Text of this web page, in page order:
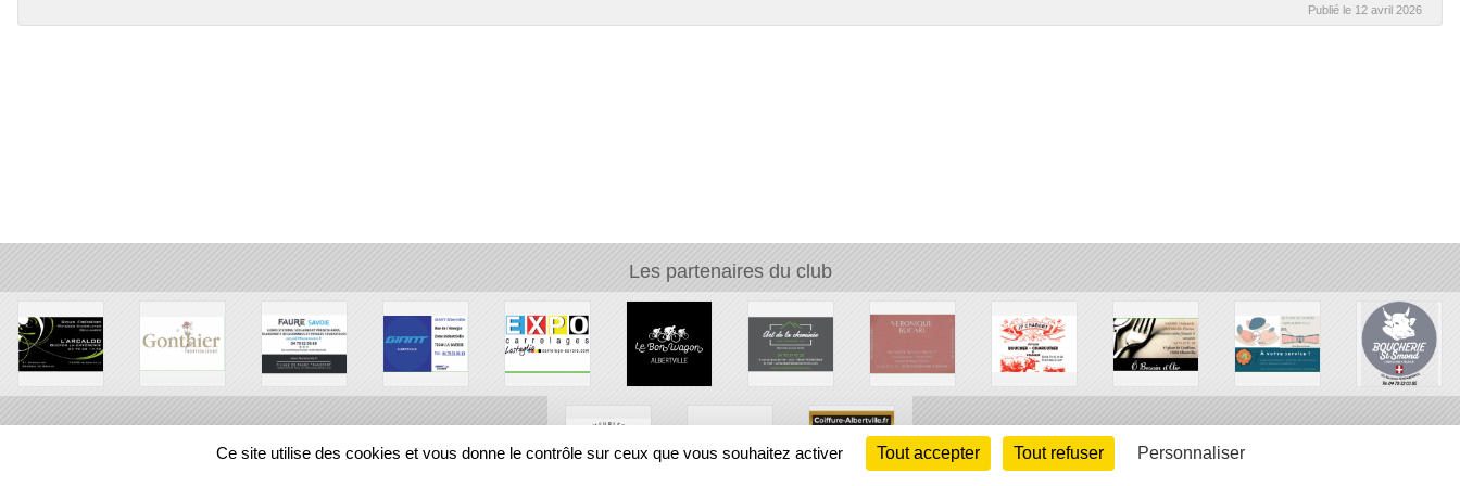
Publié le 12 avril 2026
Les partenaires du club
Ce site utilise des cookies et vous donne le contrôle sur ceux que vous souhaitez activer Tout accepter Tout refuser Personnaliser